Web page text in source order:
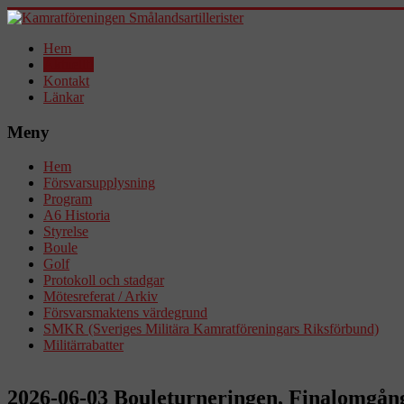
Hem
Kontakt
Länkar
Meny
Hem
Försvarsupplysning
Program
A6 Historia
Styrelse
Boule
Golf
Protokoll och stadgar
Mötesreferat / Arkiv
Försvarsmaktens värdegrund
SMKR (Sveriges Militära Kamratföreningars Riksförbund)
Militärrabatter
2026-06-03 Bouleturneringen,